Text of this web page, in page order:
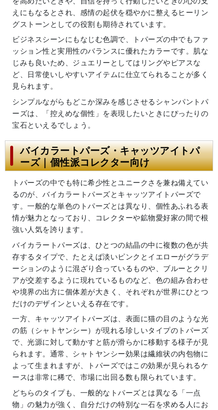
えにもなるとされ、感情の起伏を穏やかに整えるヒーリン
グストーンとしての役割も期待されています。
ビジネスシーンにもなじむ色調で、トパーズの中でもファ
ッション性と実用性のバランスに優れたカラーです。肌な
じみも良いため、ジュエリーとしてはリングやピアスな
ど、日常使いしやすいアイテムに仕立てられることが多く
見られます。
シンプルながらもどこか深みを感じさせるシャンパントパ
ーズは、「控えめな個性」を表現したいときにぴったりの
宝石といえるでしょう。
バイカラートパーズ・キャッツアイトパ
ーズ｜個性派コレクター向け
トパーズの中でも特に希少性とユニークさを兼ね備えてい
るのが、バイカラートパーズとキャッツアイトパーズで
す。一般的な単色のトパーズとは異なり、個性あふれる表
情が魅力となっており、コレクターや鉱物愛好家の間で根
強い人気を誇ります。
バイカラートパーズは、ひとつの結晶の中に複数の色が共
存するタイプで、たとえば淡いピンクとイエローがグラデ
ーションのように混ざり合っているものや、ブルーとクリ
アが交差するように現れているものなど、色の組み合わせ
や境界の出方に個体差が大きく、それぞれが世界にひとつ
だけのデザインといえる存在です。
一方、キャッツアイトパーズは、表面に猫の目のような光
の筋（シャトヤンシー）が現れる珍しいタイプのトパーズ
で、光源に対して動かすと筋が滑らかに移動する様子が見
られます。通常、シャトヤンシー効果は繊維状の内包物に
よって生まれますが、トパーズではこの効果が見られるケ
ースは非常に稀で、市場に出回る数も限られています。
どちらのタイプも、一般的なトパーズとは異なる「一点
物」の魅力が強く、自分だけの特別な一石を求める人にお